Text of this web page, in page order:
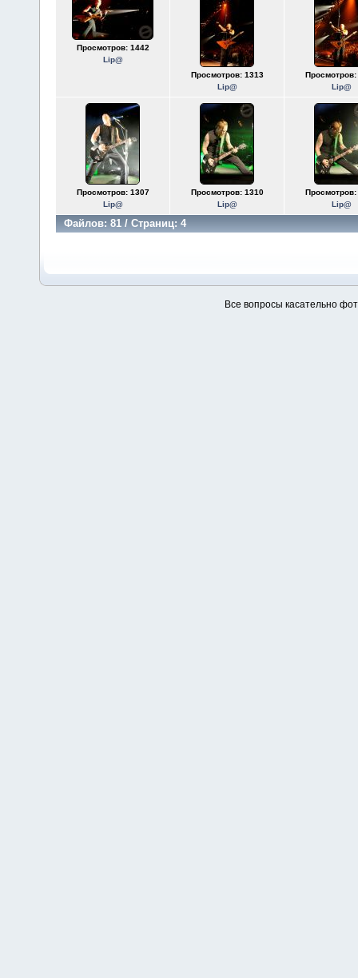
Просмотров: 1442
Lip@
Просмотров: 1313
Lip@
Просмотров:
Lip@
Просмотров: 1307
Lip@
Просмотров: 1310
Lip@
Просмотров:
Lip@
Файлов: 81 / Страниц: 4
Все вопросы касательно